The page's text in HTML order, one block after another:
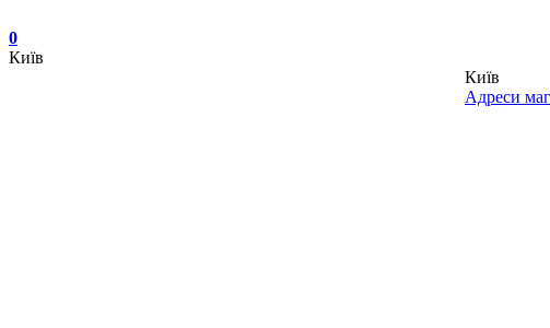
0
Київ
Київ
Адреси